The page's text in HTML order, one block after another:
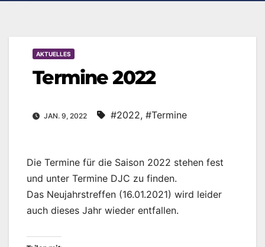
AKTUELLES
Termine 2022
JAN. 9, 2022 #2022, #Termine
Die Termine für die Saison 2022 stehen fest
und unter Termine DJC zu finden.
Das Neujahrstreffen (16.01.2021) wird leider
auch dieses Jahr wieder entfallen.